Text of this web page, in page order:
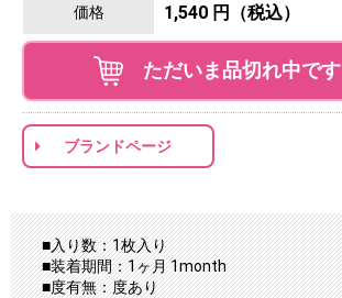
価格 1,540 円（税込）
ただいま品切れ中です
ブランドページ
■入り数：1枚入り
■装着期間：1ヶ月 1month
■度有無：度あり